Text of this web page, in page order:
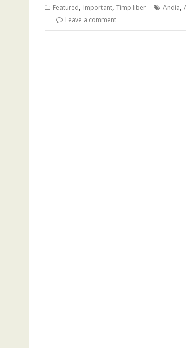
Featured, Important, Timp liber Andia,
Leave a comment